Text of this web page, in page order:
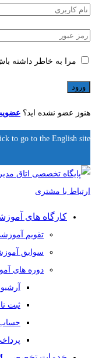
مرا به خاطر داشته
هنوز عضو نشده اید؟
to go to the English site
کارگاه های
تقویم
سوابق
دوره های
ثبت
حساب